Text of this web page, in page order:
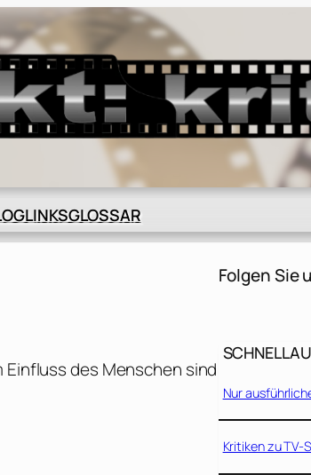
LINKSGLOSSAR
des Menschen sind
Folgen Sie
Nur
Kritiken zu TV-